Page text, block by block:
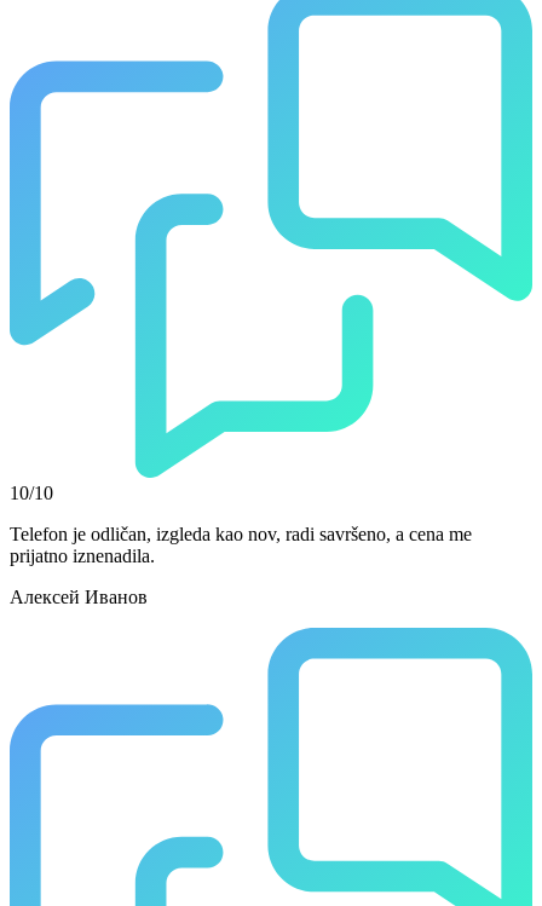
10/10
Telefon je odličan, izgleda kao nov, radi savršeno, a cena me
prijatno iznenadila.
Алексей Иванов